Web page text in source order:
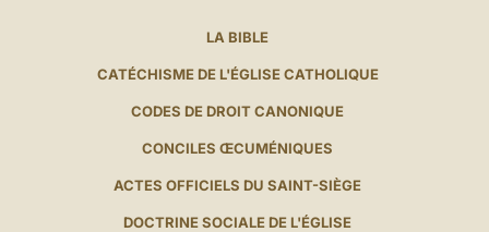
LA BIBLE
CATÉCHISME DE L'ÉGLISE CATHOLIQUE
CODES DE DROIT CANONIQUE
CONCILES ŒCUMÉNIQUES
ACTES OFFICIELS DU SAINT-SIÈGE
DOCTRINE SOCIALE DE L'ÉGLISE